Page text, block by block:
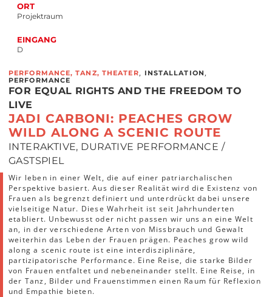
ORT
Projektraum
EINGANG
D
PERFORMANCE, TANZ, THEATER, INSTALLATION ,
PERFORMANCE
FOR EQUAL RIGHTS AND THE FREEDOM TO
LIVE
JADI CARBONI: PEACHES GROW
WILD ALONG A SCENIC ROUTE
INTERAKTIVE, DURATIVE PERFORMANCE /
GASTSPIEL
Wir leben in einer Welt, die auf einer patriarchalischen
Perspektive basiert. Aus dieser Realität wird die Existenz von
Frauen als begrenzt definiert und unterdrückt dabei unsere
vielseitige Natur. Diese Wahrheit ist seit Jahrhunderten
etabliert. Unbewusst oder nicht passen wir uns an eine Welt
an, in der verschiedene Arten von Missbrauch und Gewalt
weiterhin das Leben der Frauen prägen. Peaches grow wild
along a scenic route ist eine interdisziplinäre,
partizipatorische Performance. Eine Reise, die starke Bilder
von Frauen entfaltet und nebeneinander stellt. Eine Reise, in
der Tanz, Bilder und Frauenstimmen einen Raum für Reflexion
und Empathie bieten.